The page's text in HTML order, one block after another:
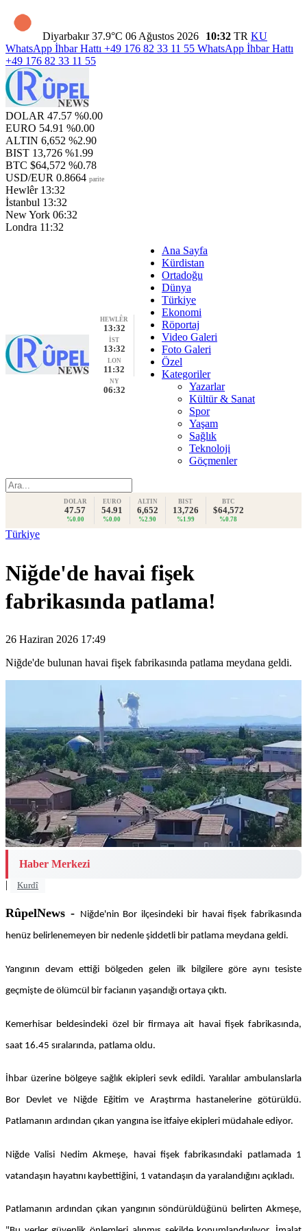
Diyarbakır 37.9°C 06 Ağustos 2026 10:32 TR KU
WhatsApp İhbar Hattı +49 176 82 33 11 55 WhatsApp İhbar Hattı
+49 176 82 33 11 55
DOLAR 47.57 %0.00
EURO 54.91 %0.00
ALTIN 6,652 %2.90
BIST 13,726 %1.99
BTC $64,572 %0.78
USD/EUR 0.8664 parite
Hewlêr 13:32
İstanbul 13:32
New York 06:32
Londra 11:32
HEWLÊR
13:32
İST
13:32
LON
11:32
NY
06:32
Ana Sayfa
Kürdistan
Ortadoğu
Dünya
Türkiye
Ekonomi
Röportaj
Video Galeri
Foto Galeri
Özel
Kategoriler
Yazarlar
Kültür & Sanat
Spor
Yaşam
Sağlık
Teknoloji
Göçmenler
DOLAR
47.57
%0.00
EURO
54.91
%0.00
ALTIN
6,652
%2.90
BIST
13,726
%1.99
BTC
$64,572
%0.78
Türkiye
Niğde'de havai fişek
fabrikasında patlama!
26 Haziran 2026 17:49
Niğde'de bulunan havai fişek fabrikasında patlama meydana geldi.
Haber Merkezi
|
Kurdî
RûpelNews - Niğde'nin Bor ilçesindeki bir havai fişek fabrikasında
henüz belirlenemeyen bir nedenle şiddetli bir patlama meydana geldi.
Yangının devam ettiği bölgeden gelen ilk bilgilere göre aynı tesiste
geçmişte de ölümcül bir facianın yaşandığı ortaya çıktı.
Kemerhisar beldesindeki özel bir firmaya ait havai fişek fabrikasında,
saat 16.45 sıralarında, patlama oldu.
İhbar üzerine bölgeye sağlık ekipleri sevk edildi. Yaralılar ambulanslarla
Bor Devlet ve Niğde Eğitim ve Araştırma hastanelerine götürüldü.
Patlamanın ardından çıkan yangına ise itfaiye ekipleri müdahale ediyor.
Niğde Valisi Nedim Akmeşe, havai fişek fabrikasındaki patlamada 1
vatandaşın hayatını kaybettiğini, 1 vatandaşın da yaralandığını açıkladı.
Patlamanın ardından çıkan yangının söndürüldüğünü belirten Akmeşe,